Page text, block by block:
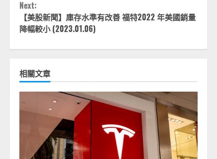
Next:
【美股新聞】庫存水準有改善 福特2022 年美國銷量
降幅較小 (2023.01.06)
相關文章